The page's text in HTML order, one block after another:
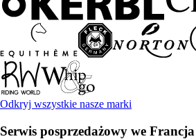
Odkryj wszystkie nasze marki
Serwis posprzedażowy we Francja